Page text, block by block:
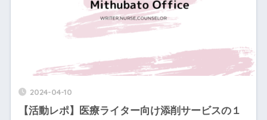
2024-04-10
【活動レポ】医療ライター向け添削サービスの１